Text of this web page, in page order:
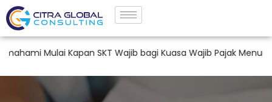
Mulai Kapan SKT Wajib bagi Kuasa Wajib Pajak Menurut